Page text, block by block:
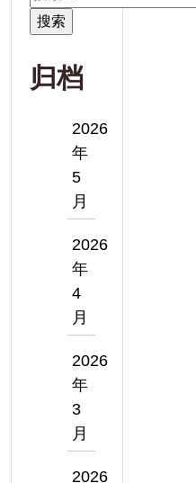
索：
归档
2026
年
5
月
2026
年
4
月
2026
年
3
月
2026